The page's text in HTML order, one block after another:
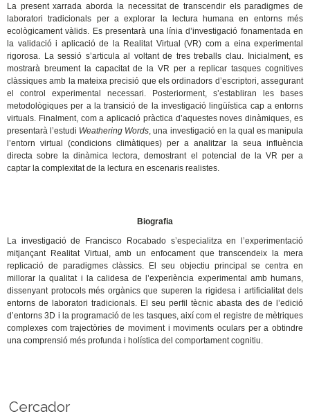
La present xarrada aborda la necessitat de transcendir els paradigmes de
laboratori tradicionals per a explorar la lectura humana en entorns més
ecològicament vàlids. Es presentarà una línia d’investigació fonamentada en
la validació i aplicació de la Realitat Virtual (VR) com a eina experimental
rigorosa. La sessió s’articula al voltant de tres treballs clau. Inicialment, es
mostrarà breument la capacitat de la VR per a replicar tasques cognitives
clàssiques amb la mateixa precisió que els ordinadors d’escriptori, assegurant
el control experimental necessari. Posteriorment, s’establiran les bases
metodològiques per a la transició de la investigació lingüística cap a entorns
virtuals. Finalment, com a aplicació pràctica d’aquestes noves dinàmiques, es
presentarà l’estudi Weathering Words, una investigació en la qual es manipula
l’entorn virtual (condicions climàtiques) per a analitzar la seua influència
directa sobre la dinàmica lectora, demostrant el potencial de la VR per a
captar la complexitat de la lectura en escenaris realistes.
Biografia
La investigació de Francisco Rocabado s’especialitza en l’experimentació
mitjançant Realitat Virtual, amb un enfocament que transcendeix la mera
replicació de paradigmes clàssics. El seu objectiu principal se centra en
millorar la qualitat i la calidesa de l’experiència experimental amb humans,
dissenyant protocols més orgànics que superen la rigidesa i artificialitat dels
entorns de laboratori tradicionals. El seu perfil tècnic abasta des de l’edició
d’entorns 3D i la programació de les tasques, així com el registre de mètriques
complexes com trajectòries de moviment i moviments oculars per a obtindre
una comprensió més profunda i holística del comportament cognitiu.
Cercador